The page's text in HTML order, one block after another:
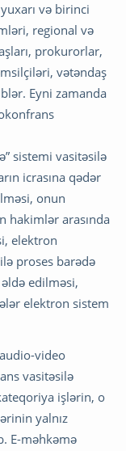
və birinci
regional və
prokurorlar,
vətəndaş
Eyni zamanda
sistemi vasitəsilə
icrasına qədər
onun
hakimlər arasında
elektron
proses barədə
edilməsi,
elektron sistem
video
vasitəsilə
işlərin, o
yalnız
E-məhkəmə